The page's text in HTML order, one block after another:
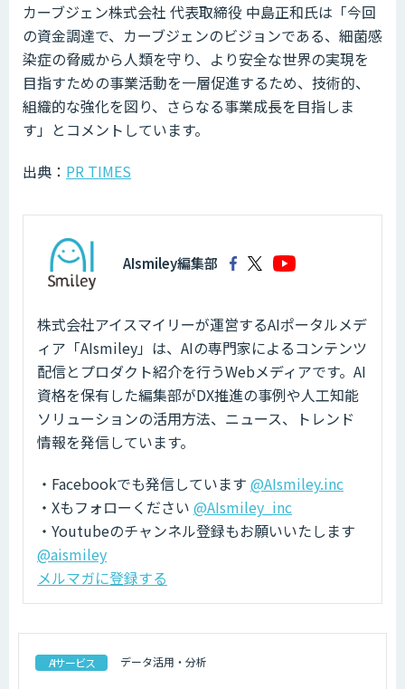
カーブジェン株式会社 代表取締役 中島正和氏は「今回
の資金調達で、カーブジェンのビジョンである、細菌感
染症の脅威から人類を守り、より安全な世界の実現を
目指すための事業活動を一層促進するため、技術的、
組織的な強化を図り、さらなる事業成長を目指しま
す」とコメントしています。
出典： PR TIMES
AIsmiley編集部
株式会社アイスマイリーが運営するAIポータルメデ
ィア「AIsmiley」は、AIの専門家によるコンテンツ
配信とプロダクト紹介を行うWebメディアです。AI
資格を保有した編集部がDX推進の事例や人工知能
ソリューションの活用方法、ニュース、トレンド
情報を発信しています。
・Facebookでも発信しています @AIsmiley.inc
・Xもフォローください @AIsmiley_inc
・Youtubeのチャンネル登録もお願いいたします
@aismiley
メルマガに登録する
AIサービス データ活用・分析